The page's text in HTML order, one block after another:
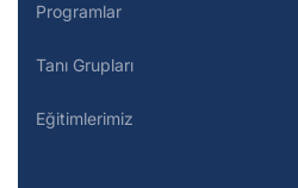
Programlar
Tanı Grupları
Eğitimlerimiz